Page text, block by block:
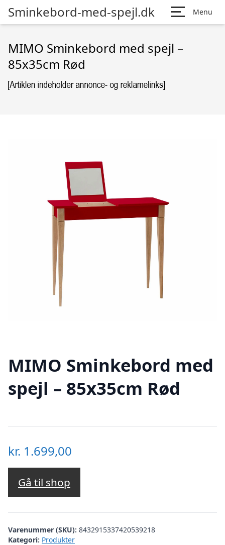
Sminkebord-med-spejl.dk Menu
MIMO Sminkebord med spejl –
85x35cm Rød
MIMO Sminkebord med
spejl – 85x35cm Rød
kr. 1.699,00
Gå til shop
Varenummer (SKU): 8432915337420539218
Kategori: Produkter